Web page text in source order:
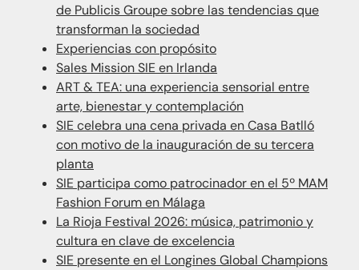
de Publicis Groupe sobre las tendencias que
transforman la sociedad
Experiencias con propósito
Sales Mission SIE en Irlanda
ART & TEA: una experiencia sensorial entre
arte, bienestar y contemplación
SIE celebra una cena privada en Casa Batlló
con motivo de la inauguración de su tercera
planta
SIE participa como patrocinador en el 5º MAM
Fashion Forum en Málaga
La Rioja Festival 2026: música, patrimonio y
cultura en clave de excelencia
SIE presente en el Longines Global Champions